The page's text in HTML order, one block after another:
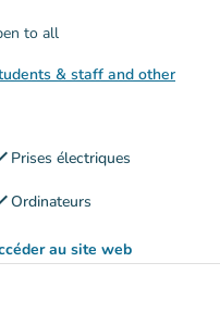
to all
& staff and other
Prises électriques
Ordinateurs
au site web
(nouvel onglet)